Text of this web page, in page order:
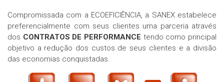
Conheça a Sanex
Modelos de Negócio
Soluções Ecoeficientes
Compromissada com a ECOEFICIÊNCIA, a SANEX estabelece
preferencialmente com seus clientes uma parceria através
dos CONTRATOS DE PERFORMANCE tendo como principal
objetivo a redução dos custos de seus clientes e a divisão
das economias conquistadas.